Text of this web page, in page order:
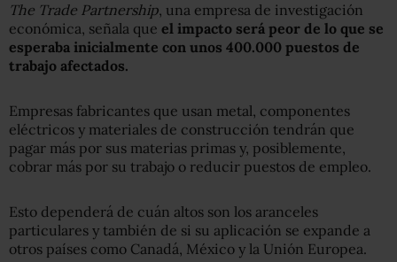
The Trade Partnership, una empresa de investigación
económica, señala que el impacto será peor de lo que se
esperaba inicialmente con unos 400.000 puestos de
trabajo afectados.
Empresas fabricantes que usan metal, componentes
eléctricos y materiales de construcción tendrán que
pagar más por sus materias primas y, posiblemente,
cobrar más por su trabajo o reducir puestos de empleo.
Esto dependerá de cuán altos son los aranceles
particulares y también de si su aplicación se expande a
otros países como Canadá, México y la Unión Europea.